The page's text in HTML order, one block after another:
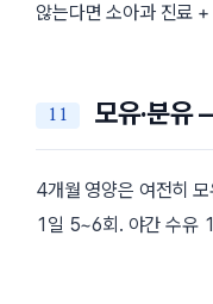
않는다면 소아과 진료
모유·분
4개월 영양은 여전히
1일 5~6회. 야간 수유